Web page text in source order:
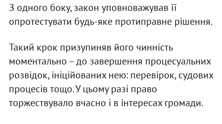
З одного боку, закон уповноважував її
опротестувати будь-яке протиправне рішення.
Такий крок призупиняв його чинність
моментально – до завершення процесуальних
розвідок, ініційованих нею: перевірок, судових
процесів тощо. У цьому разі право
торжествувало вчасно і в інтересах громади.